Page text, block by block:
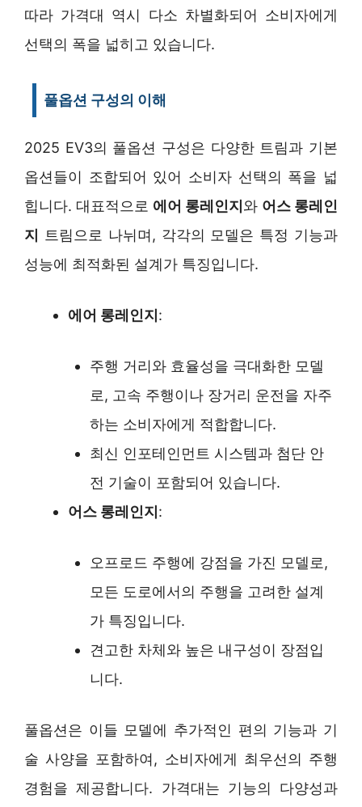
따라 가격대 역시 다소 차별화되어 소비자에게
선택의 폭을 넓히고 있습니다.
풀옵션 구성의 이해
2025 EV3의 풀옵션 구성은 다양한 트림과 기본
옵션들이 조합되어 있어 소비자 선택의 폭을 넓
힙니다. 대표적으로 에어 롱레인지와 어스 롱레인
지 트림으로 나뉘며, 각각의 모델은 특정 기능과
성능에 최적화된 설계가 특징입니다.
에어 롱레인지:
주행 거리와 효율성을 극대화한 모델
로, 고속 주행이나 장거리 운전을 자주
하는 소비자에게 적합합니다.
최신 인포테인먼트 시스템과 첨단 안
전 기술이 포함되어 있습니다.
어스 롱레인지:
오프로드 주행에 강점을 가진 모델로,
모든 도로에서의 주행을 고려한 설계
가 특징입니다.
견고한 차체와 높은 내구성이 장점입
니다.
풀옵션은 이들 모델에 추가적인 편의 기능과 기
술 사양을 포함하여, 소비자에게 최우선의 주행
경험을 제공합니다. 가격대는 기능의 다양성과